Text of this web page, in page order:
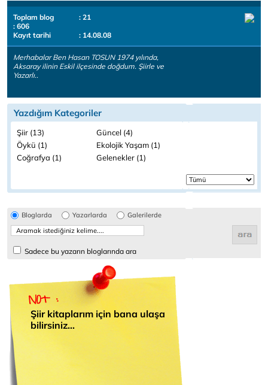
Toplam blog
: 21
: 606
Kayıt tarihi
: 14.08.08
Merhabalar Ben Hasan TOSUN 1974 yılında,
Aksaray ilinin Eskil ilçesinde doğdum. Şiirle ve
Yazarlı..
Yazdığım Kategoriler
Şiir (13)
Güncel (4)
Öykü (1)
Ekolojik Yaşam (1)
Coğrafya (1)
Gelenekler (1)
Bloglarda Yazarlarda Galerilerde
Sadece bu yazarın bloglarında ara
Şiir kitaplarım için bana ulaşa
bilirsiniz...